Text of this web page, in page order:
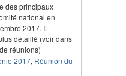
des principaux
national en
2017. IL
détaillé (voir dans
réunions)
2017, Réunion du